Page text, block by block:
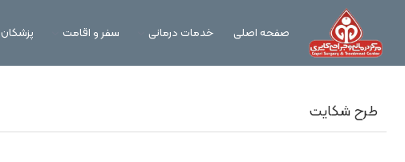
صفحه اصلی خدمات درمانی سفر و اقامت پزشکان
طرح شکایت